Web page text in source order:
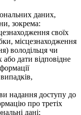
даних,
зокрема:
своїх
місцезнаходження
володільця чи
дати відповідне
надання доступу до
про третіх
дані;